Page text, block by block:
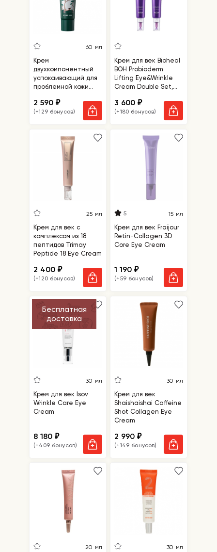
60 мл
Крем
двухкомпонентный
успокаивающий для
проблемной кожи
Calming Cica Cream
Plus
2 590₽
(+129 бонусов)
Крем для век Bioheal
BOH Probioderm
Lifting Eye&Wrinkle
Cream Double Set,
3 600₽
(+180 бонусов)
25 мл
Крем для век c
комплексом из 18
пептидов Trimay
Peptide 18 Eye Cream
2 400₽
(+120 бонусов)
5 15 мл
Крем для век Fraijour
Retin-Collagen 3D
Core Eye Cream
1 190₽
(+59 бонусов)
Бесплатная
доставка
30 мл
Крем для век Isov
Wrinkle Care Eye
Cream
8 180₽
(+409 бонусов)
30 мл
Крем для век
Shaishaishai Caffeine
Shot Collagen Eye
Cream
2 990₽
(+149 бонусов)
20 мл 30 мл